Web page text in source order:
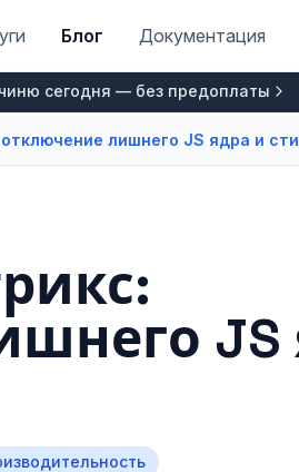
Блог Документация
сегодня — без предоплаты
лишнего JS ядра и
JS